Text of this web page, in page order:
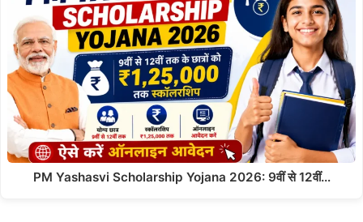
PM Yashasvi Scholarship Yojana 2026: 9वीं से 12वीं…